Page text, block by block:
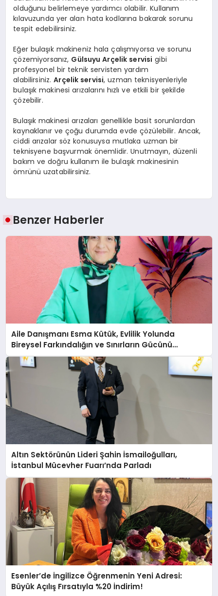
olduğunu belirlemeye yardımcı olabilir. Kullanım
kılavuzunda yer alan hata kodlarına bakarak sorunu
tespit edebilirsiniz.
Eğer bulaşık makineniz hala çalışmıyorsa ve sorunu
çözemiyorsanız, Gülsuyu Arçelik servisi gibi
profesyonel bir teknik servisten yardım
alabilirsiniz.Arçelik servisi, uzman teknisyenleriyle
bulaşık makinesi arızalarını hızlı ve etkili bir şekilde
çözebilir.
Bulaşık makinesi arızaları genellikle basit sorunlardan
kaynaklanır ve çoğu durumda evde çözülebilir. Ancak,
ciddi arızalar söz konusuysa mutlaka uzman bir
teknisyene başvurmak önemlidir. Unutmayın, düzenli
bakım ve doğru kullanım ile bulaşık makinesinin
ömrünü uzatabilirsiniz.
Benzer Haberler
Aile Danışmanı Esma Kütük, Evlilik Yolunda
Bireysel Farkındalığın ve Sınırların Gücünü
Anlatıyor
Altın Sektörünün Lideri Şahin İsmailoğulları,
İstanbul Mücevher Fuarı’nda Parladı ￼
Esenler’de İngilizce Öğrenmenin Yeni Adresi:
Büyük Açılış Fırsatıyla %20 İndirim!